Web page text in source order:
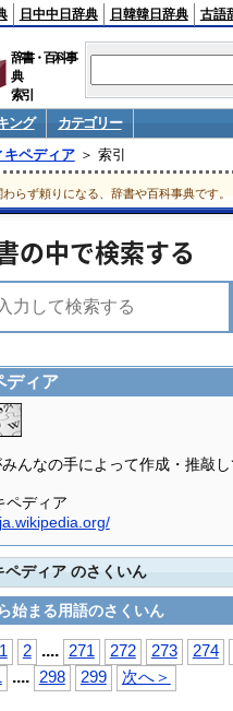
日中中日辞典 日韓韓日辞典 古語
辞書・百科事
典
索引
ング
カテゴリー
キペディア＞ 索引
らず頼りになる、辞書や百科事典です。
の中で検索する
ディア
んなの手によって作成・推敲
ペディア
ペディア のさくいん
始まる用語のさくいん
1 2 .... 271 272 273
274
.... 298 299 次へ＞